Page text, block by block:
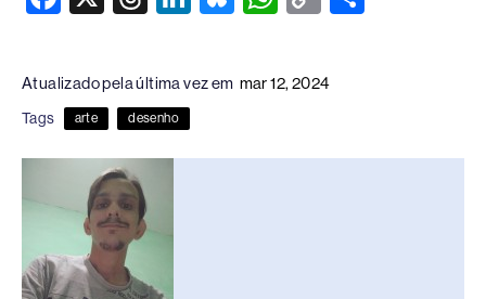
c
e
b
o
o
e
a
d
s
e
n
sk
at
s
p
p
y
n
Atualizado pela última vez em mar 12, 2024
Tags arte desenho